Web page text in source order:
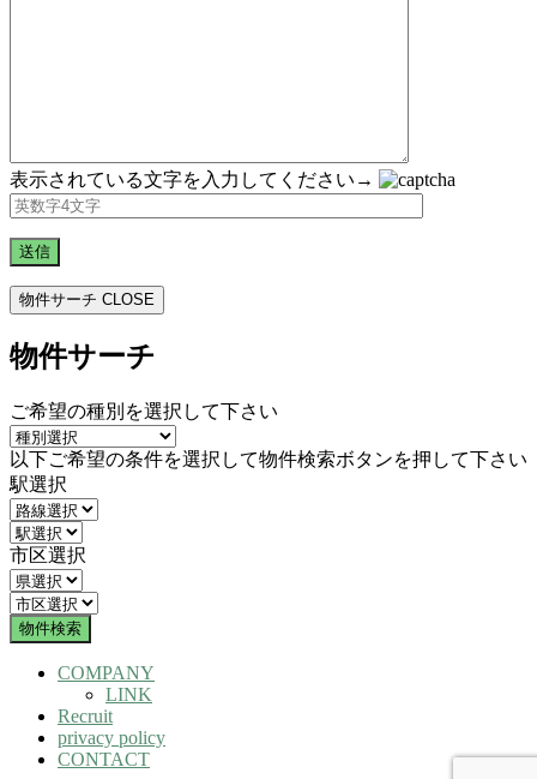
表示されている文字を入力してください→
物件サーチ CLOSE
物件サーチ
ご希望の種別を選択して下さい
以下ご希望の条件を選択して物件検索ボタンを押して下さい
駅選択
市区選択
COMPANY
LINK
Recruit
privacy policy
CONTACT